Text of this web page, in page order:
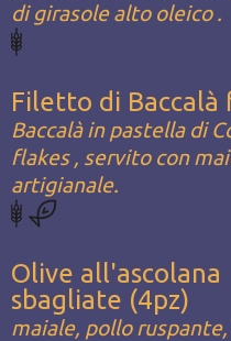
di girasole alto oleico .
Filetto di Baccalà
Baccalà in pastella di
flakes , servito con
artigianale.
Olive all'ascolana
sbagliate (4pz)
maiale, pollo ruspante,